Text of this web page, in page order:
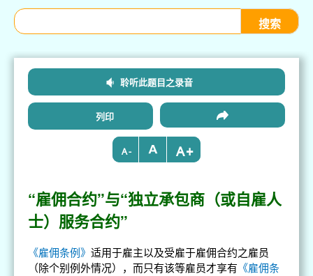
聆听此题目之录音
列印
- +
“雇佣合约”与“独立承包商（或自雇人
士）服务合约”
《雇佣条例》适用于雇主以及受雇于雇佣合约之雇员
（除个别例外情况），而只有该等雇员才享有 《雇佣条